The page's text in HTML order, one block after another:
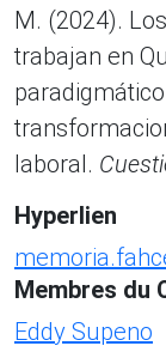
M. (2024).
trabajan en
laboral.
Hyperlien
Membres du
Eddy Supeno